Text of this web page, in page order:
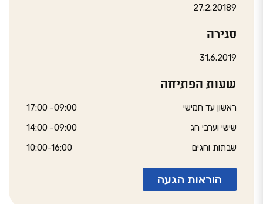
27.2.20189
סגירה
31.6.2019
שעות הפתיחה
ראשון עד חמישי
09:00- 17:00
שישי וערבי חג
09:00- 14:00
שבתות וחגים
10:00-16:00
הוראות הגעה